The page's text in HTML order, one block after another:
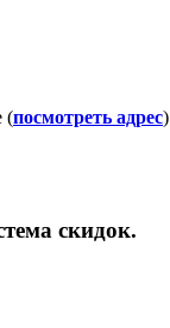
(посмотреть адрес
скидок.